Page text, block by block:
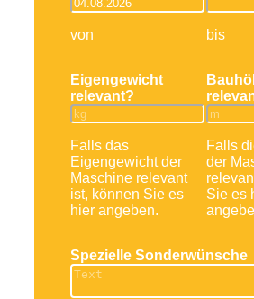
von bis
Eigengewicht
relevant?
Falls das
Eigengewicht der
Maschine relevant
ist, können Sie es
hier angeben.
Falls
der
Sie es
Spezielle Sonderwünsche